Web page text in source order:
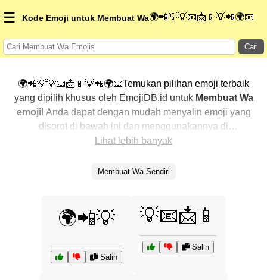
☰ Kode Emoji untuk Membuat Wa🌍📲💡💡📧📩📱💡📲🌍📧
Cari
🌍📲💡💡📧📩📱💡📲🌍📧Temukan pilihan emoji terbaik
yang dipilih khusus oleh EmojiDB.id untuk Membuat Wa
emoji! Anda dapat dengan mudah menyalin emoji yang
disorot di bawah ini dan menggunakannya di
percakapan Anda untuk menambahkan sentuhan
dengan menampilkan yang paling populer terlebih
mengekspresikanMembuat Wa dengan emoji
Lihat lebih banyak
Membuat Wa Sendiri
🌍📲💡
Salin
💡📧📩📱
Salin